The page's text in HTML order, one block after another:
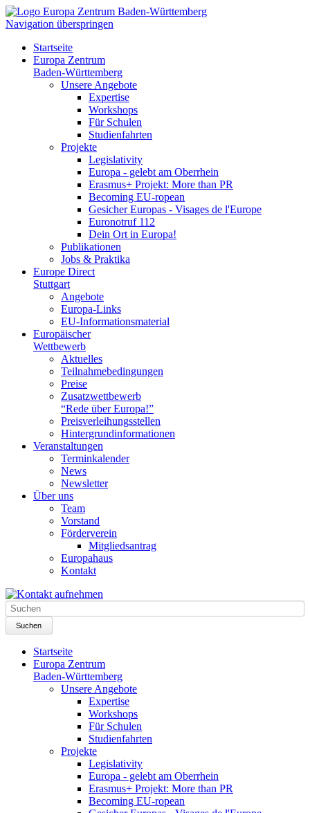
Navigation überspringen
Startseite
Europa Zentrum
Baden-Württemberg
Unsere Angebote
Expertise
Workshops
Für Schulen
Studienfahrten
Projekte
Legislativity
Europa - gelebt am Oberrhein
Erasmus+ Projekt: More than PR
Becoming EU-ropean
Gesicher Europas - Visages de l'Europe
Euronotruf 112
Dein Ort in Europa!
Publikationen
Jobs & Praktika
Europe Direct
Stuttgart
Angebote
Europa-Links
EU-Informationsmaterial
Europäischer
Wettbewerb
Aktuelles
Teilnahme­bedingungen
Preise
Zusatzwettbewerb
“Rede über Europa!”
Preisverleihungsstellen
Hintergrundinformationen
Veranstaltungen
Terminkalender
News
Newsletter
Über uns
Team
Vorstand
Förderverein
Mitgliedsantrag
Europahaus
Kontakt
Suchen
Startseite
Europa Zentrum
Baden-Württemberg
Unsere Angebote
Expertise
Workshops
Für Schulen
Studienfahrten
Projekte
Legislativity
Europa - gelebt am Oberrhein
Erasmus+ Projekt: More than PR
Becoming EU-ropean